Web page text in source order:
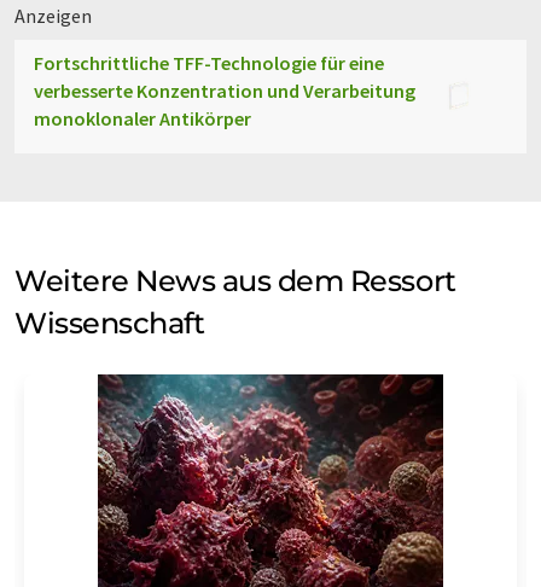
Anzeigen
Fortschrittliche TFF-Technologie für eine
verbesserte Konzentration und Verarbeitung
monoklonaler Antikörper
Weitere News aus dem Ressort
Wissenschaft